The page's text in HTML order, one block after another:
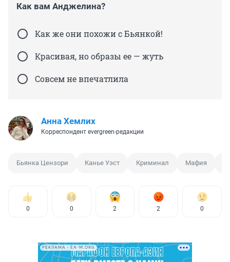
Как вам Анджелина?
Как же они похожи с Бьянкой!
Красивая, но образы ее — жуть
Совсем не впечатлила
Анна Хемлих
Корреспондент evergreen-редакции
Бьянка Цензори Канье Уэст Криминал Мафия
0 0 2 2 0
РЕКЛАМА • EA-M.ORG